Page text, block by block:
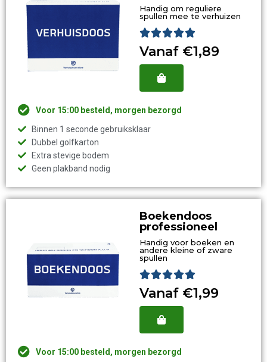
Handig om reguliere
spullen mee te verhuizen
Waardering
5
van
Vanaf €1,89
Voor 15:00 besteld, morgen bezorgd
Binnen 1 seconde gebruiksklaar
Dubbel golfkarton
Extra stevige bodem
Geen plakband nodig
Boekendoos
professioneel
Handig voor boeken en
andere kleine of zware
spullen
Waardering
5
van
Vanaf €1,99
Voor 15:00 besteld, morgen bezorgd